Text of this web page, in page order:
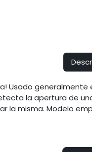
Usado
la apertura de
la misma. Modelo